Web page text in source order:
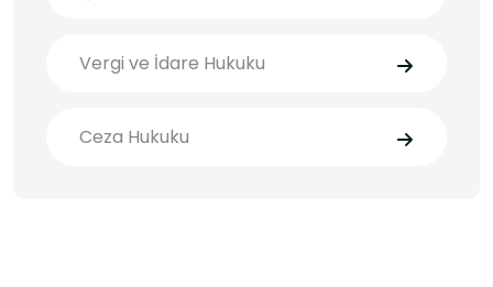
Vergi ve İdare Hukuku
Ceza Hukuku